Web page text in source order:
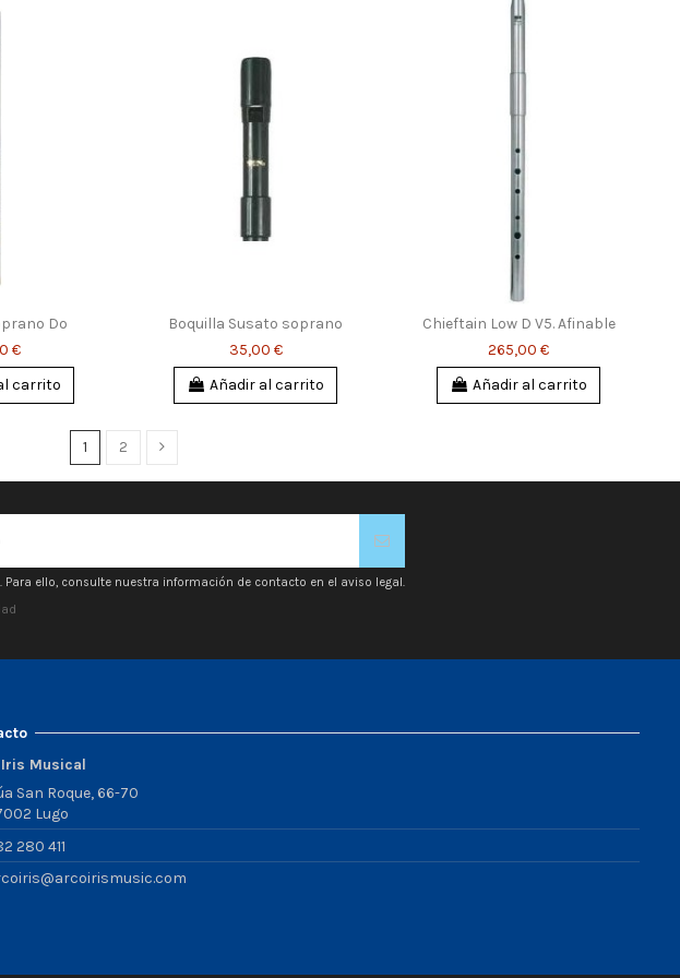
Do
€
carrito
Boquilla Susato soprano
35,00 €
Añadir al carrito
Chieftain Low D V5. Afinable
265,00 €
Añadir al carrito
1 2
ello, consulte nuestra información de contacto en el aviso legal.
Musical
San Roque, 66-70
Lugo
280 411